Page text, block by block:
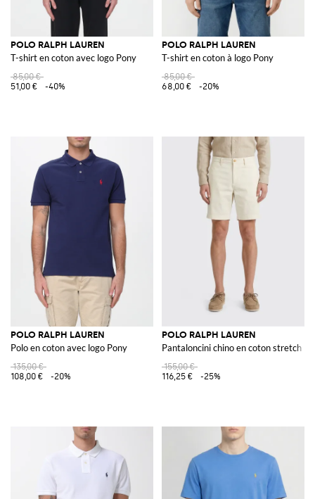
POLO RALPH LAUREN
T-shirt en coton avec logo Pony
85,00 €
51,00 €
-40%
POLO RALPH LAUREN
T-shirt en coton à logo Pony
85,00 €
68,00 €
-20%
POLO RALPH LAUREN
Polo en coton avec logo Pony
135,00 €
108,00 €
-20%
POLO RALPH LAUREN
Pantaloncini chino en coton stretch
155,00 €
116,25 €
-25%